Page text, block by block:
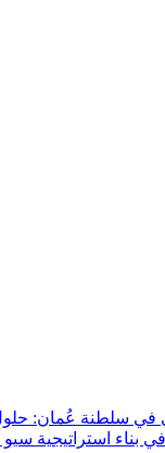
في سلطنة عُمان:
بناء استراتيجية